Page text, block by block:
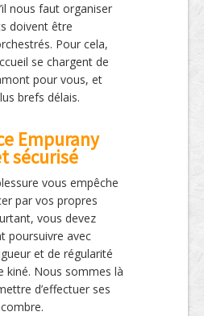
nous faut organiser
doivent être
Pour cela,
se chargent de
pour vous, et
brefs délais.
Empurany
sécurisé
vous empêche
par vos propres
vous devez
poursuivre avec
et de régularité
kiné. Nous sommes là
d’effectuer ses